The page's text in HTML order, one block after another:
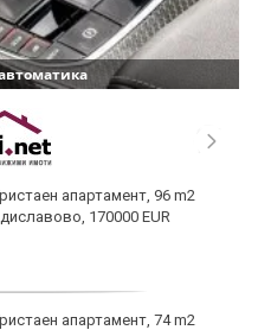
апартамент, 96 m2
170000 EUR
апартамент, 74 m2